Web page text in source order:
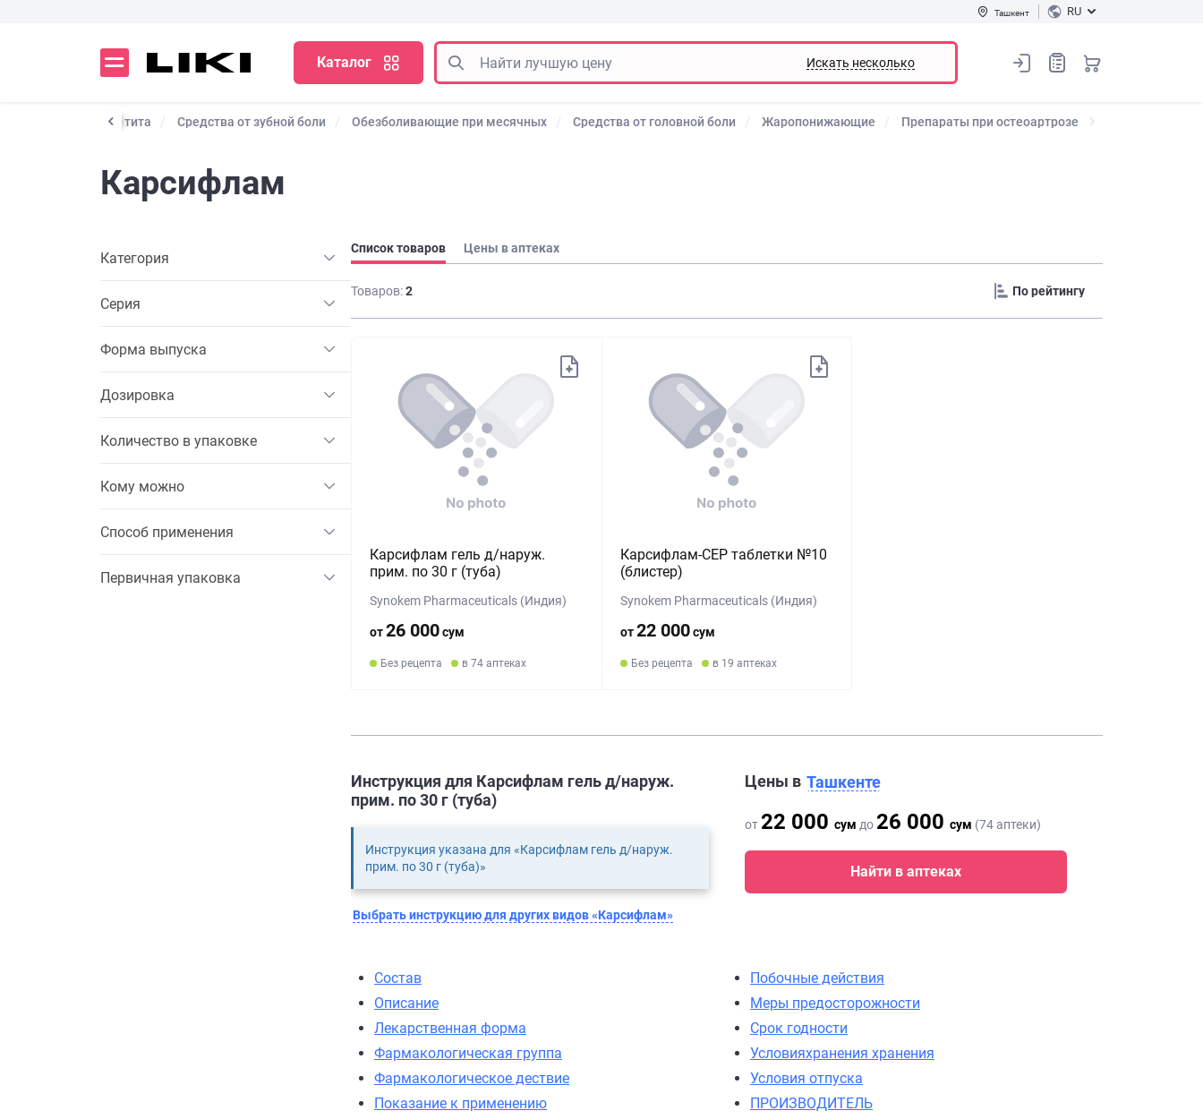
Ташкент RU
Каталог Искать несколько
от простатита Средства от зубной боли Обезболивающие при месячных Средства от головной боли Жаропонижающие Препараты при остеоартрозе
Карсифлам
Категория
Серия
Форма выпуска
Дозировка
Количество в упаковке
Кому можно
Способ применения
Первичная упаковка
Список товаров Цены в аптеках
Товаров:2
Карсифлам гель д/наруж.
прим. по 30 г (туба)
Synokem Pharmaceuticals (Индия)
от26 000сум
Без рецепта в 74 аптеках
Карсифлам-СЕР таблетки №10
(блистер)
Synokem Pharmaceuticals (Индия)
от22 000сум
Без рецепта в 19 аптеках
Цены в Ташкенте
от 22 000 сум до 26 000 сум (74 аптеки)
Найти в аптеках
Инструкция для Карсифлам гель д/наруж.
прим. по 30 г (туба)
Инструкция указана для «Карсифлам гель д/наруж.
прим. по 30 г (туба)»
Выбрать инструкцию для других видов «Карсифлам»
Состав
Описание
Лекарственная форма
Фармакологическая группа
Фармакологическое дествие
Показание к применению
Побочные действия
Меры предосторожности
Срок годности
Условияхранения хранения
Условия отпуска
ПРОИЗВОДИТЕЛЬ